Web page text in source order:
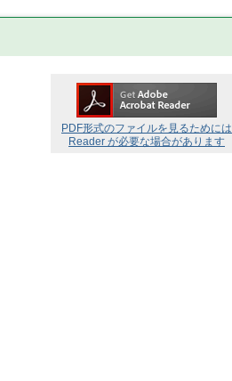
PDF形式のファイルを見るためには
Reader が必要な場合があります